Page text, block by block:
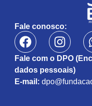
Fale conosco:
Fale com o DPO
dados pessoais)
E-mail: